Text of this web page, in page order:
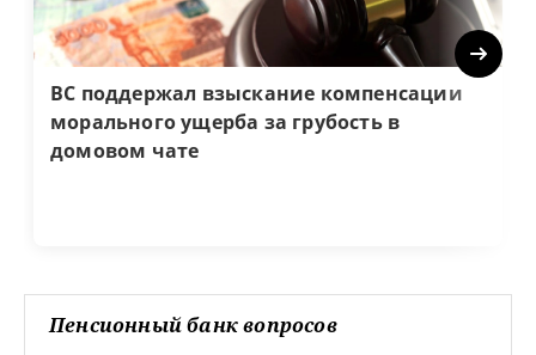
ВС поддержал взыскание компенсации
морального ущерба за грубость в
домовом чате
Next
Пенсионный банк вопросов